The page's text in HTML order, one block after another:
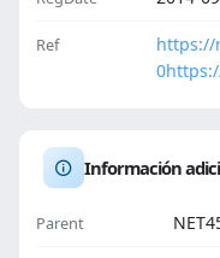
Ref
https://
0
Información
Parent